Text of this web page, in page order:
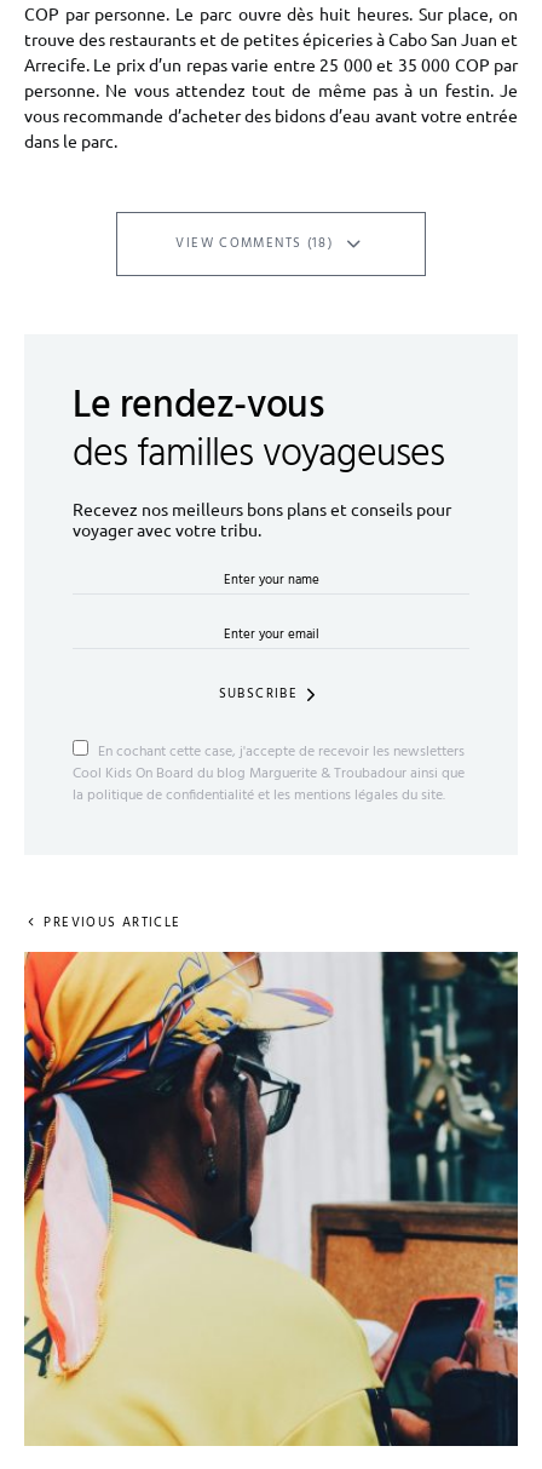
COP par personne. Le parc ouvre dès huit heures. Sur place, on
trouve des restaurants et de petites épiceries à Cabo San Juan et
Arrecife. Le prix d’un repas varie entre 25 000 et 35 000 COP par
personne. Ne vous attendez tout de même pas à un festin. Je
vous recommande d’acheter des bidons d’eau avant votre entrée
dans le parc.
VIEW COMMENTS (18)
Le rendez-vous
des familles voyageuses
Recevez nos meilleurs bons plans et conseils pour
voyager avec votre tribu.
SUBSCRIBE
En cochant cette case, j'accepte de recevoir les newsletters
Cool Kids On Board du blog Marguerite & Troubadour ainsi que
la politique de confidentialité et les mentions légales du site.
PREVIOUS ARTICLE